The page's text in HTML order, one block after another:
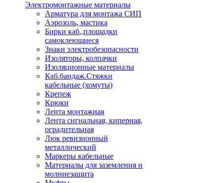
Электромонтажные материалы
Арматура для монтажа СИП
Аэрозоль, мастика
Бирки каб.,площадки
самоклеющиеся
Знаки электробезопасности
Изоляторы, колпачки
Изоляционные материалы
Каб.бандаж.Стяжки
кабельные (хомуты)
Крепеж
Крюки
Лента монтажная
Лента сигнальная, киперная,
оградительная
Люк ревизионный
металлический
Маркеры кабельные
Материалы для заземления и
молниезащита